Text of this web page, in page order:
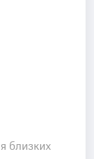
близких